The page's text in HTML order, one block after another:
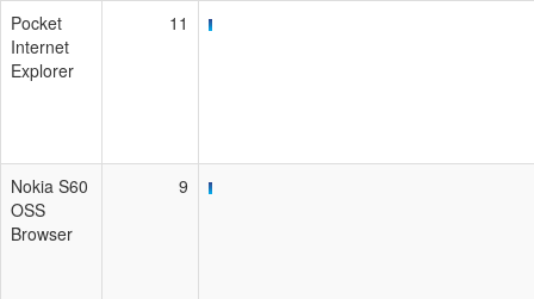
Pocket
Internet
Explorer
11
Nokia S60
OSS
Browser
9